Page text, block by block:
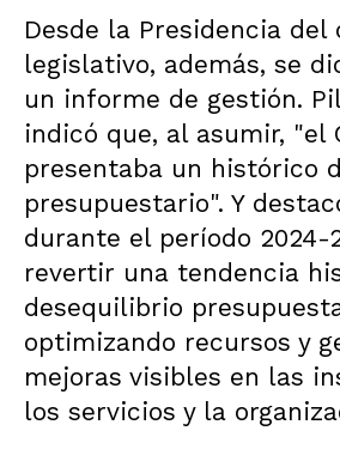
Desde la Presidencia del
legislativo, además, se
un informe de gestión.
indicó que, al asumir, "el
presentaba un histórico
presupuestario". Y
durante el período 2024-
revertir una tendencia
desequilibrio
optimizando recursos y
mejoras visibles en las
los servicios y la